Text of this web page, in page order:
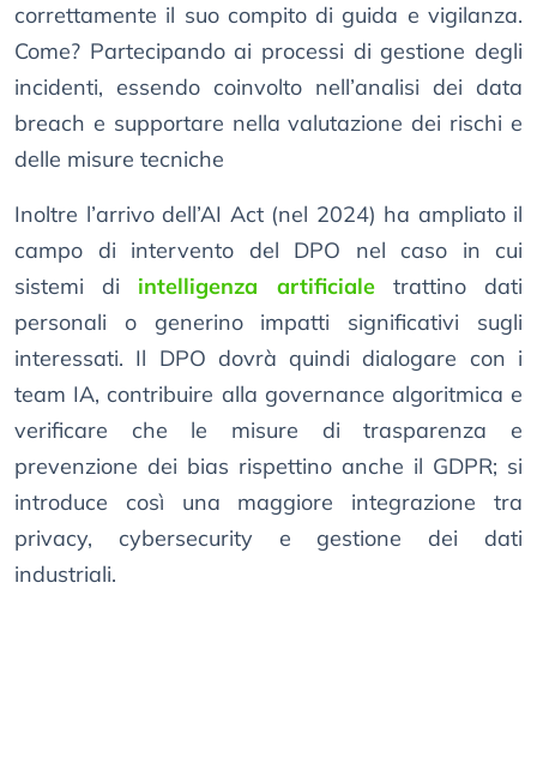
correttamente il suo compito di guida e vigilanza.
Come? Partecipando ai processi di gestione degli
incidenti, essendo coinvolto nell’analisi dei data
breach e supportare nella valutazione dei rischi e
delle misure tecniche
Inoltre l’arrivo dell’AI Act (nel 2024) ha ampliato il
campo di intervento del DPO nel caso in cui
sistemi di intelligenza artificialetrattino dati
personali o generino impatti significativi sugli
interessati. Il DPO dovrà quindi dialogare con i
team IA, contribuire alla governance algoritmica e
verificare che le misure di trasparenza e
prevenzione dei bias rispettino anche il GDPR; si
introduce così una maggiore integrazione tra
privacy, cybersecurity e gestione dei dati
industriali.